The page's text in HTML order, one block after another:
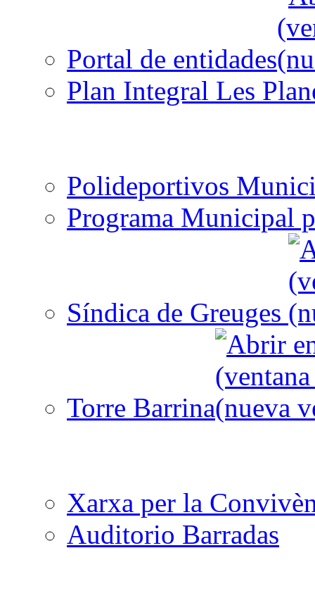
Portal de entidades
Plan Integral Les
Polideportivos
Programa Municipal
Síndica de Greuges
Torre Barrina
Xarxa per la
Auditorio Barradas